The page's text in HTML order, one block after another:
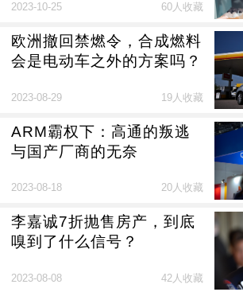
2023-10-25 60人收藏
欧洲撤回禁燃令，合成燃料
会是电动车之外的方案吗？
2023-08-29 19人收藏
ARM霸权下：高通的叛逃
与国产厂商的无奈
2023-08-18 20人收藏
李嘉诚7折抛售房产，到底
嗅到了什么信号？
2023-08-08 42人收藏